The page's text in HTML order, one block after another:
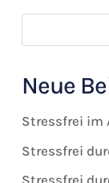
Neue
Stressfrei im
Stressfrei
Stressfrei